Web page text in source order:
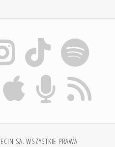
SA. WSZYSTKIE PRAWA